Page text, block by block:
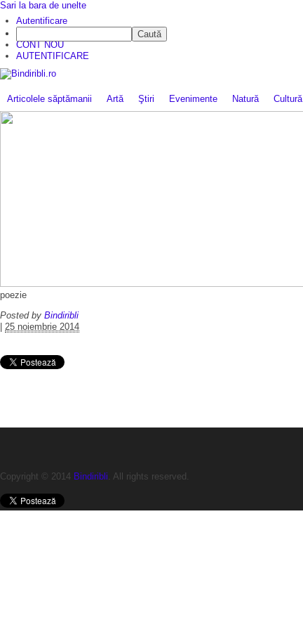
CONT NOU
AUTENTIFICARE
Articolele săptămanii Artă Ştiri Evenimente Natură Cultură
poezie
Posted by Bindiribli
25 noiembrie 2014
Copyright © 2014 Bindiribli. All rights reserved.
Sari la bara de unelte
Autentificare
Caută